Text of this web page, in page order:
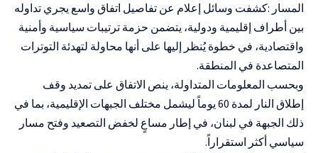
المسار :كشفت وسائل إعلام عن تفاصيل اتفاق واسع يجري تداوله
بين أطراف إقليمية ودولية، يتضمن حزمة ترتيبات سياسية وأمنية
واقتصادية، في خطوة يُنظر إليها على أنها محاولة لتهدئة التوترات
المتصاعدة في المنطقة.
وبحسب المعلومات المتداولة، ينص الاتفاق على تمديد وقف
إطلاق النار لمدة 60 يوماً ليشمل مختلف الجبهات الإقليمية، بما في
ذلك الجبهة في لبنان، في إطار مساعٍ لخفض التصعيد وفتح مسار
سياسي أكثر استقراراً.